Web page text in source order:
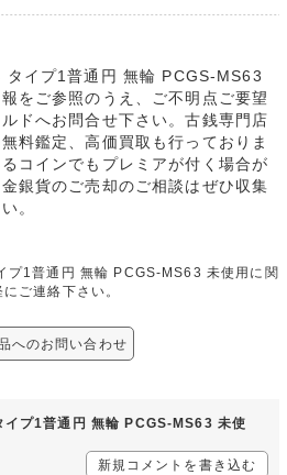
イプ1普通円 無輪 PCGS-MS63
をご参照のうえ、ご不明点ご要望
ドへお問合せ下さい。古銭専門店
料鑑定、高価買取も行っておりま
コインでもプレミアが付く場合が
銀貨のご売却のご相談はぜひ収集
。
プ1普通円 無輪 PCGS-MS63 未使用に関
ご連絡下さい。
へのお問い合わせ
プ1普通円 無輪 PCGS-MS63 未使
新規コメントを書き込む